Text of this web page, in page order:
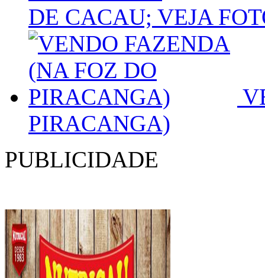
DE CACAU; VEJA
PIRACANGA)
PUBLICIDADE